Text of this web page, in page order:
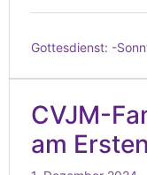
Gottesdienst: -
CVJM-
am